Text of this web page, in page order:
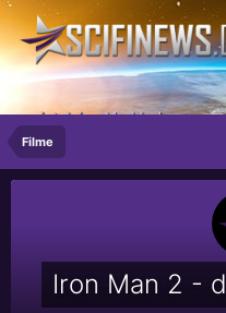
...ist deine Mudder!
Filme
Iron Man 2 -